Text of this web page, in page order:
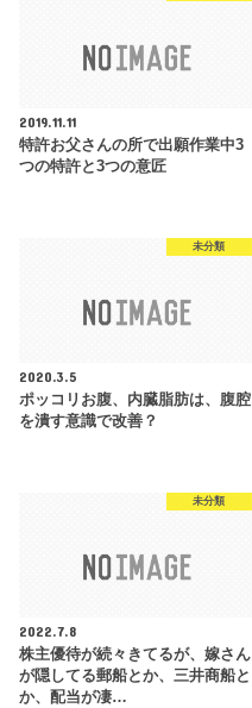
2019.11.11
特許お父さんの所で出願作業中3
つの特許と3つの意匠
未分類
2020.3.5
ポッコリお腹、内臓脂肪は、腹腔
を潰す意識で改善？
未分類
2022.7.8
株主優待が続々きてるが、嫁さん
が隠してる郵船とか、三井商船と
か、配当が凄…